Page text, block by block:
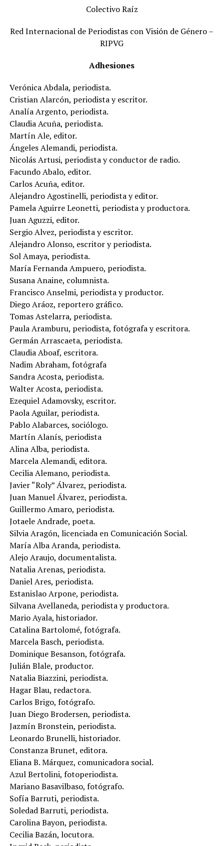
Colectivo Raíz
Red Internacional de Periodistas con Visión de Género –
RIPVG
Adhesiones
Verónica Abdala, periodista.
Cristian Alarcón, periodista y escritor.
Analía Argento, periodista.
Claudia Acuña, periodista.
Martín Ale, editor.
Ángeles Alemandi, periodista.
Nicolás Artusi, periodista y conductor de radio.
Facundo Abalo, editor.
Carlos Acuña, editor.
Alejandro Agostinelli, periodista y editor.
Pamela Aguirre Leonetti, periodista y productora.
Juan Aguzzi, editor.
Sergio Alvez, periodista y escritor.
Alejandro Alonso, escritor y periodista.
Sol Amaya, periodista.
María Fernanda Ampuero, periodista.
Susana Anaine, columnista.
Francisco Anselmi, periodista y productor.
Diego Aráoz, reportero gráfico.
Tomas Astelarra, periodista.
Paula Aramburu, periodista, fotógrafa y escritora.
Germán Arrascaeta, periodista.
Claudia Aboaf, escritora.
Nadim Abraham, fotógrafa
Sandra Acosta, periodista.
Walter Acosta, periodista.
Ezequiel Adamovsky, escritor.
Paola Aguilar, periodista.
Pablo Alabarces, sociólogo.
Martín Alanís, periodista
Alina Alba, periodista.
Marcela Alemandi, editora.
Cecilia Alemano, periodista.
Javier “Roly” Álvarez, periodista.
Juan Manuel Álvarez, periodista.
Guillermo Amaro, periodista.
Jotaele Andrade, poeta.
Silvia Aragón, licenciada en Comunicación Social.
María Alba Aranda, periodista.
Alejo Araujo, documentalista.
Natalia Arenas, periodista.
Daniel Ares, periodista.
Estanislao Arpone, periodista.
Silvana Avellaneda, periodista y productora.
Mario Ayala, historiador.
Catalina Bartolomé, fotógrafa.
Marcela Basch, periodista.
Dominique Besanson, fotógrafa.
Julián Blale, productor.
Natalia Biazzini, periodista.
Hagar Blau, redactora.
Carlos Brigo, fotógrafo.
Juan Diego Brodersen, periodista.
Jazmín Bronstein, periodista.
Leonardo Brunelli, historiador.
Constanza Brunet, editora.
Eliana B. Márquez, comunicadora social.
Azul Bertolini, fotoperiodista.
Mariano Basavilbaso, fotógrafo.
Sofía Barruti, periodista.
Soledad Barruti, periodista.
Carolina Bayon, periodista.
Cecilia Bazán, locutora.